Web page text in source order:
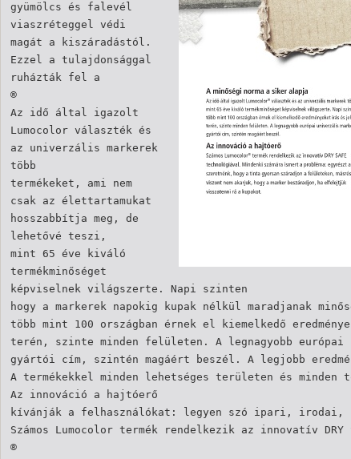
gyümölcs és falevél
viaszréteggel védi
magát a kiszáradástól.
Ezzel a tulajdonsággal
ruházták fel a
®
Az idő által igazolt
Lumocolor választék és
az univerzális markerek
több
termékeket, ami nem
csak az élettartamukat
hosszabbítja meg, de
lehetővé teszi,
mint 65 éve kiváló
termékminőséget
képviselnek világszerte. Napi szinten
hogy a markerek napokig kupak nélkül maradjanak
több mint 100 országban érnek el kiemelkedő
terén, szinte minden felületen. A legnagyobb európai
gyártói cím, szintén magáért beszél. A legjobb
A termékekkel minden lehetséges területen és minden
Az innováció a hajtóerő
kívánják a felhasználókat: legyen szó ipari, irodai,
Számos Lumocolor termék rendelkezik az innovatív DRY
®